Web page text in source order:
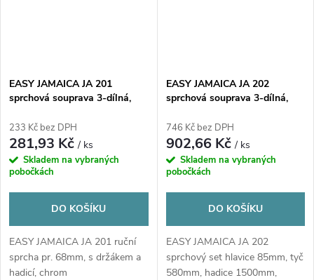
EASY JAMAICA JA 201
sprchová souprava 3-dílná,
hadice, držák, chrom
233 Kč bez DPH
281,93 Kč/ ks
Skladem na vybraných
pobočkách
DO KOŠÍKU
EASY JAMAICA JA 201 ruční
sprcha pr. 68mm, s držákem a
hadicí, chrom
EASY JAMAICA JA 202
sprchová souprava 3-dílná,
proudů, tyč, hadice, chrom
746 Kč bez DPH
902,66 Kč/ ks
Skladem na vybraných
pobočkách
DO KOŠÍKU
EASY JAMAICA JA 202
sprchový set hlavice 85mm, tyč
580mm, hadice 1500mm,